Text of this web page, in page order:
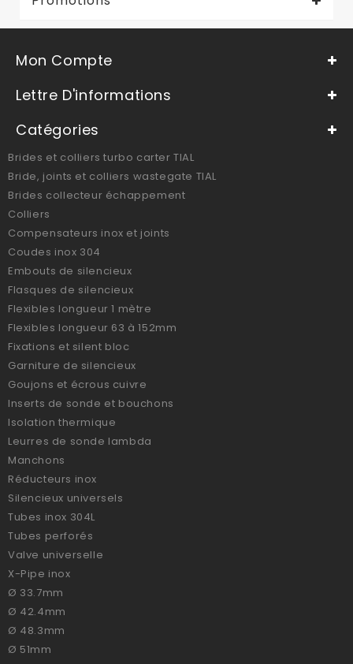
Mon Compte
Lettre D'informations
Catégories
Brides et colliers turbo carter TIAL
Bride, joints et colliers wastegate TIAL
Brides collecteur échappement
Colliers
Compensateurs inox et joints
Coudes inox 304
Embouts de silencieux
Flasques de silencieux
Flexibles longueur 1 mètre
Flexibles longueur 63 à 152mm
Fixations et silent bloc
Garniture de silencieux
Goujons et écrous cuivre
Inserts de sonde et bouchons
Isolation thermique
Leurres de sonde lambda
Manchons
Réducteurs inox
Silencieux universels
Tubes inox 304L
Tubes perforés
Valve universelle
X-Pipe inox
Ø 33.7mm
Ø 42.4mm
Ø 48.3mm
Ø 51mm